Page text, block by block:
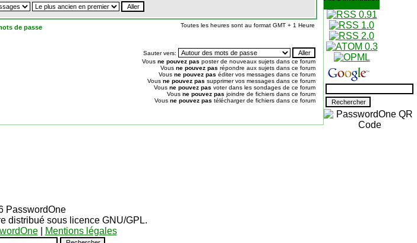
de passe Toutes les heures sont au format GMT + 1 Heure
Sauter vers:
Vous ne pouvez pas poster de nouveaux sujets dans ce forum
Vous ne pouvez pas répondre aux sujets dans ce forum
Vous ne pouvez pas éditer vos messages dans ce forum
Vous ne pouvez pas supprimer vos messages dans ce forum
Vous ne pouvez pas voter dans les sondages de ce forum
Vous ne pouvez pas joindre de fichiers dans ce forum
Vous ne pouvez pas télécharger de fichiers dans ce forum
PasswordOne
distribué sous licence GNU/GPL.
| Mentions légales